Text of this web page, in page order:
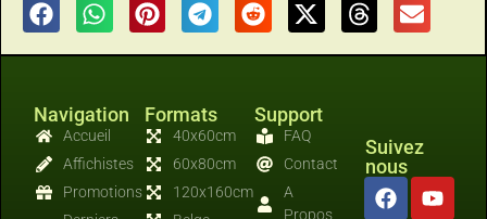
Navigation
Accueil
Affichistes
Promotions
Formats
40x60cm
60x80cm
120x160cm
Support
FAQ
Contact
A
Propos
Suivez
nous